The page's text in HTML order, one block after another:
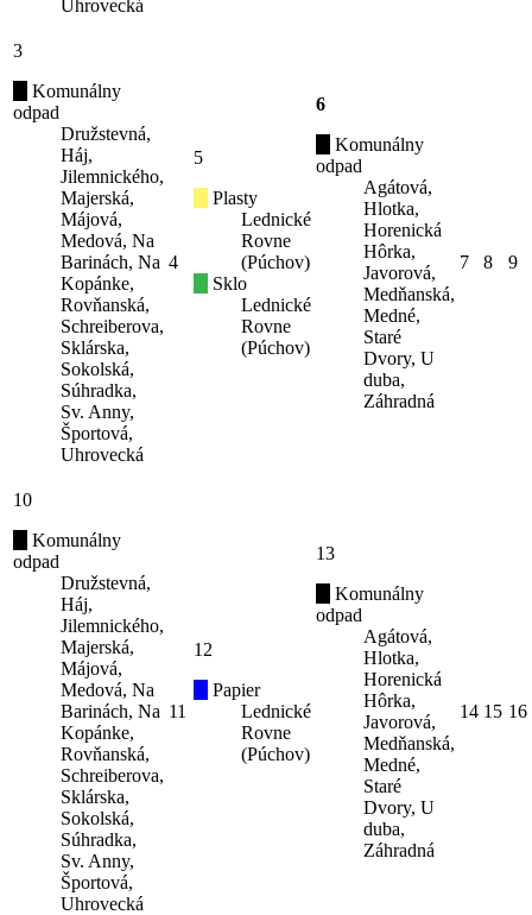
Uhrovecká
3
Komunálny
odpad
Družstevná,
Háj,
Jilemnického,
Majerská,
Májová,
Medová, Na
Barinách, Na
Kopánke,
Rovňanská,
Schreiberova,
Sklárska,
Sokolská,
Súhradka,
Sv. Anny,
Športová,
Uhrovecká
4
5
Plasty
Lednické
Rovne
(Púchov)
Sklo
Lednické
Rovne
(Púchov)
6
Komunálny
odpad
Agátová,
Hlotka,
Horenická
Hôrka,
Javorová,
Medňanská,
Medné,
Staré
Dvory, U
duba,
Záhradná
7 8 9
10
Komunálny
odpad
Družstevná,
Háj,
Jilemnického,
Majerská,
Májová,
Medová, Na
Barinách, Na
Kopánke,
Rovňanská,
Schreiberova,
Sklárska,
Sokolská,
Súhradka,
Sv. Anny,
Športová,
Uhrovecká
11
12
Papier
Lednické
Rovne
(Púchov)
13
Komunálny
odpad
Agátová,
Hlotka,
Horenická
Hôrka,
Javorová,
Medňanská,
Medné,
Staré
Dvory, U
duba,
Záhradná
14 15 16